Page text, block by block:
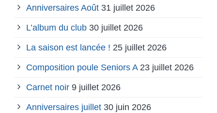
Anniversaires Août 31 juillet 2026
L’album du club 30 juillet 2026
La saison est lancée ! 25 juillet 2026
Composition poule Seniors A 23 juillet 2026
Carnet noir 9 juillet 2026
Anniversaires juillet 30 juin 2026